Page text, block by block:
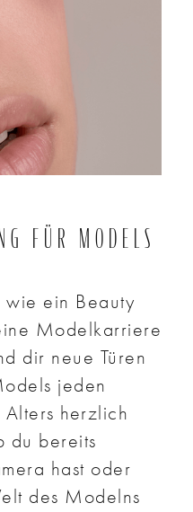
FÜR MODELS
wie ein Beauty
Modelkarriere
dir neue Türen
jeden
Alters herzlich
du bereits
hast oder
des Modelns